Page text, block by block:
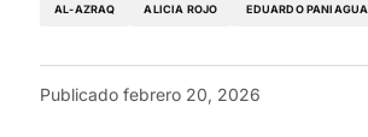
AL-AZRAQ ALICIA ROJO EDUARDO PANIAGUA
Publicado febrero 20, 2026